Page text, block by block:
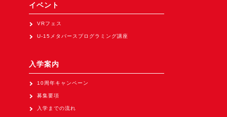
Apple Vision Pro アプリ開発研修
HoloLens 2 アプリ開発研修
XRビジネスフォーラム
TOKYO DIGICONX2026
（1/8～10東京ビッグサイト）に出展。
イベント
VRフェス
U-15メタバースプログラミング講座
入学案内
10周年キャンペーン
募集要項
入学までの流れ